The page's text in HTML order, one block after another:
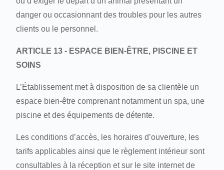
danger ou occasionnant des troubles pour les autres
clients ou le personnel.
ARTICLE 13 - ESPACE BIEN-ÊTRE, PISCINE ET
SOINS
L’Établissement met à disposition de sa clientèle un
espace bien-être comprenant notamment un spa, une
piscine et des équipements de détente.
Les conditions d’accès, les horaires d’ouverture, les
tarifs applicables ainsi que le règlement intérieur sont
consultables à la réception et sur le site internet de